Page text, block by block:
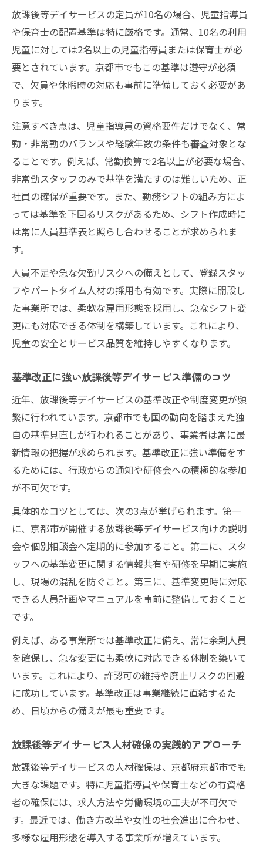
放課後等デイサービスの定員が10名の場合、児童指導員
や保育士の配置基準は特に厳格です。通常、10名の利用
児童に対しては2名以上の児童指導員または保育士が必
要とされています。京都市でもこの基準は遵守が必須
で、欠員や休暇時の対応も事前に準備しておく必要があ
ります。
注意すべき点は、児童指導員の資格要件だけでなく、常
勤・非常勤のバランスや経験年数の条件も審査対象とな
ることです。例えば、常勤換算で2名以上が必要な場合、
非常勤スタッフのみで基準を満たすのは難しいため、正
社員の確保が重要です。また、勤務シフトの組み方によ
っては基準を下回るリスクがあるため、シフト作成時に
は常に人員基準表と照らし合わせることが求められま
す。
人員不足や急な欠勤リスクへの備えとして、登録スタッ
フやパートタイム人材の採用も有効です。実際に開設し
た事業所では、柔軟な雇用形態を採用し、急なシフト変
更にも対応できる体制を構築しています。これにより、
児童の安全とサービス品質を維持しやすくなります。
基準改正に強い放課後等デイサービス準備のコツ
近年、放課後等デイサービスの基準改正や制度変更が頻
繁に行われています。京都市でも国の動向を踏まえた独
自の基準見直しが行われることがあり、事業者は常に最
新情報の把握が求められます。基準改正に強い準備をす
るためには、行政からの通知や研修会への積極的な参加
が不可欠です。
具体的なコツとしては、次の3点が挙げられます。第一
に、京都市が開催する放課後等デイサービス向けの説明
会や個別相談会へ定期的に参加すること。第二に、スタ
ッフへの基準変更に関する情報共有や研修を早期に実施
し、現場の混乱を防ぐこと。第三に、基準変更時に対応
できる人員計画やマニュアルを事前に整備しておくこと
です。
例えば、ある事業所では基準改正に備え、常に余剰人員
を確保し、急な変更にも柔軟に対応できる体制を築いて
います。これにより、許認可の維持や廃止リスクの回避
に成功しています。基準改正は事業継続に直結するた
め、日頃からの備えが最も重要です。
放課後等デイサービス人材確保の実践的アプローチ
放課後等デイサービスの人材確保は、京都府京都市でも
大きな課題です。特に児童指導員や保育士などの有資格
者の確保には、求人方法や労働環境の工夫が不可欠で
す。最近では、働き方改革や女性の社会進出に合わせ、
多様な雇用形態を導入する事業所が増えています。